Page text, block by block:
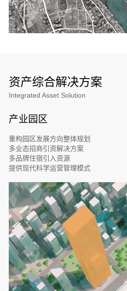
资产综合解决方案
Integrated Asset Solution
产业园区
重构园区发展方向整体规划
多业态招商引资解决方案
多品牌住宿引入资源
提供现代科学运营管理模式